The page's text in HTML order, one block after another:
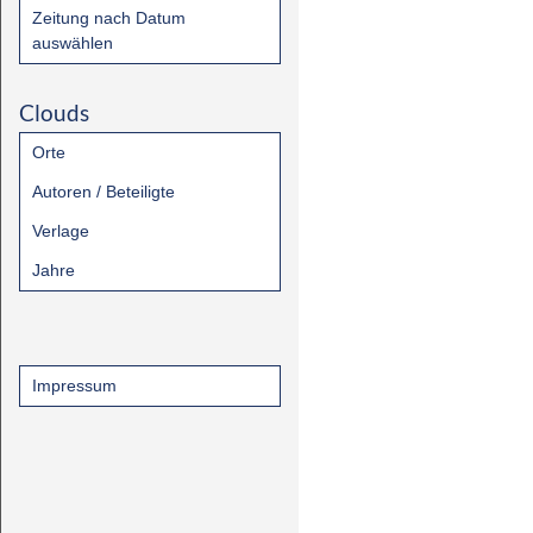
Zeitung nach Datum
auswählen
Clouds
Orte
Autoren / Beteiligte
Verlage
Jahre
Impressum